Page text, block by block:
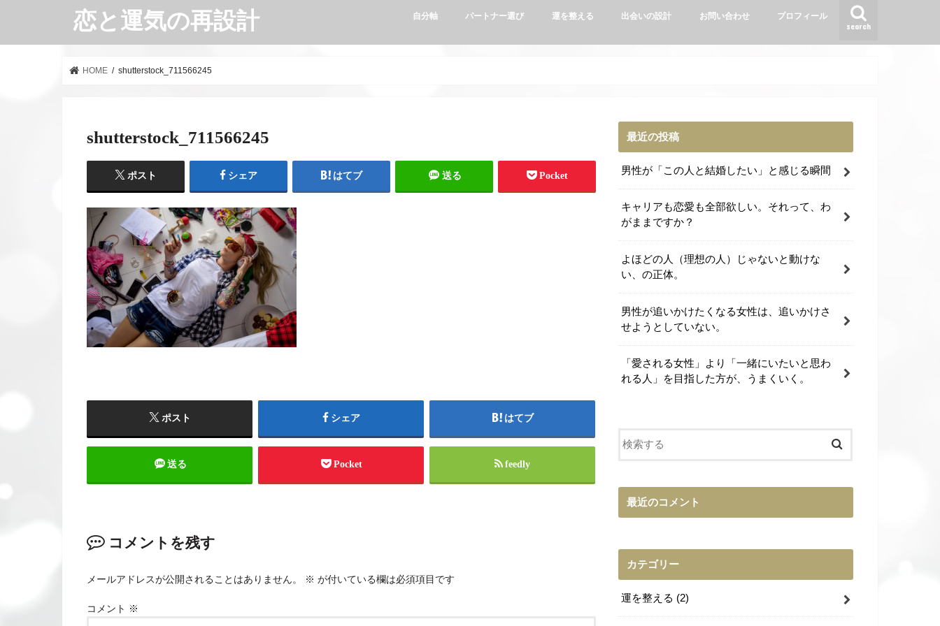
恋と運気の再設計 search
自分軸 パートナー選び 運を整える 出会いの設計 お問い合わせ プロフィール
HOME shutterstock_711566245
shutterstock_711566245
ポスト シェア はてブ 送る Pocket
ポスト シェア はてブ
送る Pocket feedly
コメントを残す
メールアドレスが公開されることはありません。 ※ が付いている欄は必須項目です
コメント ※
最近の投稿
男性が「この人と結婚したい」と感じる瞬間
キャリアも恋愛も全部欲しい。それって、わ
がままですか？
よほどの人（理想の人）じゃないと動けな
い、の正体。
男性が追いかけたくなる女性は、追いかけさ
せようとしていない。
「愛される女性」より「一緒にいたいと思わ
れる人」を目指した方が、うまくいく。
最近のコメント
カテゴリー
運を整える (2)